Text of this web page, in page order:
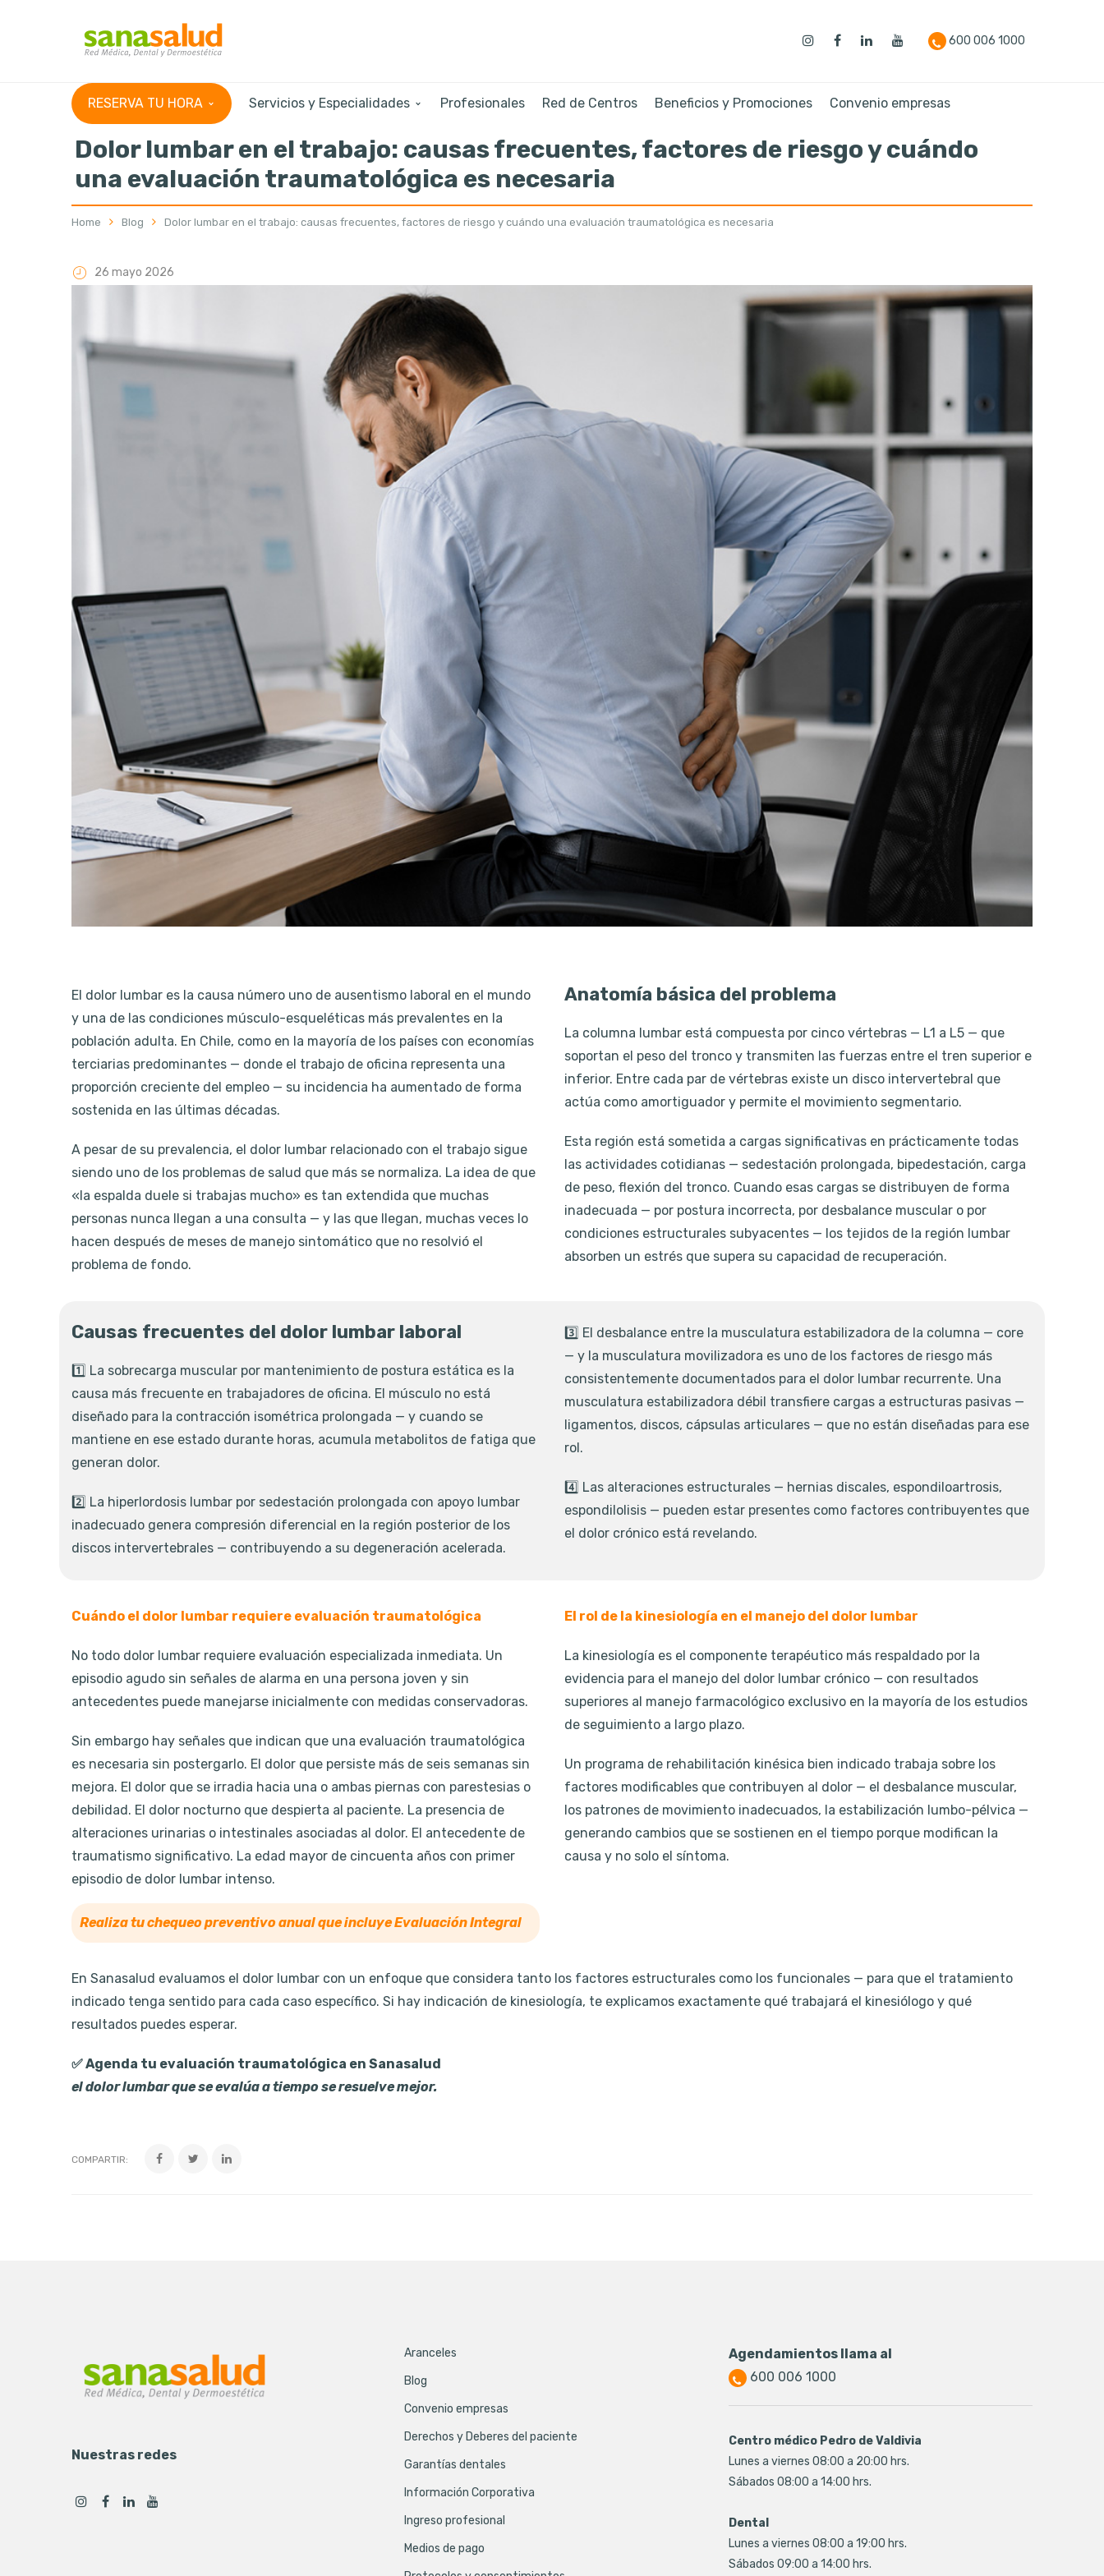
600 006 1000
RESERVA TU HORA Servicios y Especialidades Profesionales Red de Centros Beneficios y Promociones Convenio empresas
Dolor lumbar en el trabajo: causas frecuentes, factores de riesgo y cuándo
una evaluación traumatológica es necesaria
Home Blog Dolor lumbar en el trabajo: causas frecuentes, factores de riesgo y cuándo una evaluación traumatológica es necesaria
26 mayo 2026
El dolor lumbar es la causa número uno de ausentismo laboral en el mundo
y una de las condiciones músculo-esqueléticas más prevalentes en la
población adulta. En Chile, como en la mayoría de los países con economías
terciarias predominantes — donde el trabajo de oficina representa una
proporción creciente del empleo — su incidencia ha aumentado de forma
sostenida en las últimas décadas.
A pesar de su prevalencia, el dolor lumbar relacionado con el trabajo sigue
siendo uno de los problemas de salud que más se normaliza. La idea de que
«la espalda duele si trabajas mucho» es tan extendida que muchas
personas nunca llegan a una consulta — y las que llegan, muchas veces lo
hacen después de meses de manejo sintomático que no resolvió el
problema de fondo.
Anatomía básica del problema
La columna lumbar está compuesta por cinco vértebras — L1 a L5 — que
soportan el peso del tronco y transmiten las fuerzas entre el tren superior e
inferior. Entre cada par de vértebras existe un disco intervertebral que
actúa como amortiguador y permite el movimiento segmentario.
Esta región está sometida a cargas significativas en prácticamente todas
las actividades cotidianas — sedestación prolongada, bipedestación, carga
de peso, flexión del tronco. Cuando esas cargas se distribuyen de forma
inadecuada — por postura incorrecta, por desbalance muscular o por
condiciones estructurales subyacentes — los tejidos de la región lumbar
absorben un estrés que supera su capacidad de recuperación.
Causas frecuentes del dolor lumbar laboral
1️⃣ La sobrecarga muscular por mantenimiento de postura estática es la
causa más frecuente en trabajadores de oficina. El músculo no está
diseñado para la contracción isométrica prolongada — y cuando se
mantiene en ese estado durante horas, acumula metabolitos de fatiga que
generan dolor.
2️⃣ La hiperlordosis lumbar por sedestación prolongada con apoyo lumbar
inadecuado genera compresión diferencial en la región posterior de los
discos intervertebrales — contribuyendo a su degeneración acelerada.
3️⃣ El desbalance entre la musculatura estabilizadora de la columna — core
— y la musculatura movilizadora es uno de los factores de riesgo más
consistentemente documentados para el dolor lumbar recurrente. Una
musculatura estabilizadora débil transfiere cargas a estructuras pasivas —
ligamentos, discos, cápsulas articulares — que no están diseñadas para ese
rol.
4️⃣ Las alteraciones estructurales — hernias discales, espondiloartrosis,
espondilolisis — pueden estar presentes como factores contribuyentes que
el dolor crónico está revelando.
Cuándo el dolor lumbar requiere evaluación traumatológica
No todo dolor lumbar requiere evaluación especializada inmediata. Un
episodio agudo sin señales de alarma en una persona joven y sin
antecedentes puede manejarse inicialmente con medidas conservadoras.
Sin embargo hay señales que indican que una evaluación traumatológica
es necesaria sin postergarlo. El dolor que persiste más de seis semanas sin
mejora. El dolor que se irradia hacia una o ambas piernas con parestesias o
debilidad. El dolor nocturno que despierta al paciente. La presencia de
alteraciones urinarias o intestinales asociadas al dolor. El antecedente de
traumatismo significativo. La edad mayor de cincuenta años con primer
episodio de dolor lumbar intenso.
Realiza tu chequeo preventivo anual que incluye Evaluación Integral
El rol de la kinesiología en el manejo del dolor lumbar
La kinesiología es el componente terapéutico más respaldado por la
evidencia para el manejo del dolor lumbar crónico — con resultados
superiores al manejo farmacológico exclusivo en la mayoría de los estudios
de seguimiento a largo plazo.
Un programa de rehabilitación kinésica bien indicado trabaja sobre los
factores modificables que contribuyen al dolor — el desbalance muscular,
los patrones de movimiento inadecuados, la estabilización lumbo-pélvica —
generando cambios que se sostienen en el tiempo porque modifican la
causa y no solo el síntoma.
En Sanasalud evaluamos el dolor lumbar con un enfoque que considera tanto los factores estructurales como los funcionales — para que el tratamiento
indicado tenga sentido para cada caso específico. Si hay indicación de kinesiología, te explicamos exactamente qué trabajará el kinesiólogo y qué
resultados puedes esperar.
✅ Agenda tu evaluación traumatológica en Sanasalud
el dolor lumbar que se evalúa a tiempo se resuelve mejor.
COMPARTIR:
Nuestras redes
Aranceles
Blog
Convenio empresas
Derechos y Deberes del paciente
Garantías dentales
Información Corporativa
Ingreso profesional
Medios de pago
Agendamientos llama al
600 006 1000
Centro médico Pedro de Valdivia
Lunes a viernes 08:00 a 20:00 hrs.
Sábados 08:00 a 14:00 hrs.
Dental
Lunes a viernes 08:00 a 19:00 hrs.
Sábados 09:00 a 14:00 hrs.